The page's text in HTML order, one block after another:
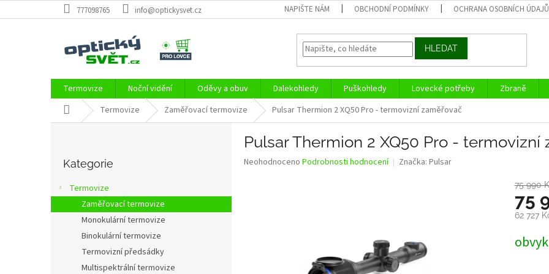
na
777098765 info@optickysvet.cz NAPIŠTE NÁM OBCHODNÍ PODMÍNKY OCHRANA OSOBNÍCH ÚDAJŮ
HLEDAT
Termovize Noční vidění Oděvy a obuv Dalekohledy Puškohledy Lovecké potřeby Zbraně
Domů Termovize Zaměřovací termovize Pulsar Thermion 2 XQ50 Pro - termovizní zaměřovač
a
n
kategorie
Kategorie
Termovize
Zaměřovací termovize
Monokulární termovize
Binokulární termovize
Termovizní předsádky
Multispektrální termovize
Pulsar Thermion 2 XQ50 Pro - termovizní
Průměrné
Neohodnoceno Podrobnosti hodnocení Značka: Pulsar
75 990
75
62 727
cena: